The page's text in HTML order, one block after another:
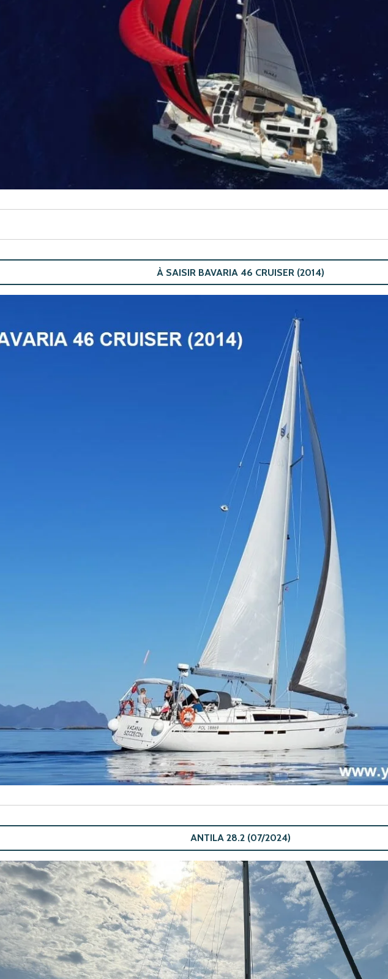
À SAISIR BAVARIA 46 CRUISER (2014)
ANTILA 28.2 (07/2024)